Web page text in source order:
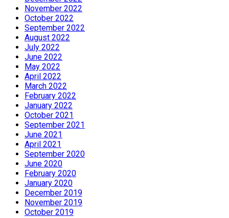
November 2022
October 2022
September 2022
August 2022
July 2022
June 2022
May 2022
April 2022
March 2022
February 2022
January 2022
October 2021
September 2021
June 2021
April 2021
September 2020
June 2020
February 2020
January 2020
December 2019
November 2019
October 2019